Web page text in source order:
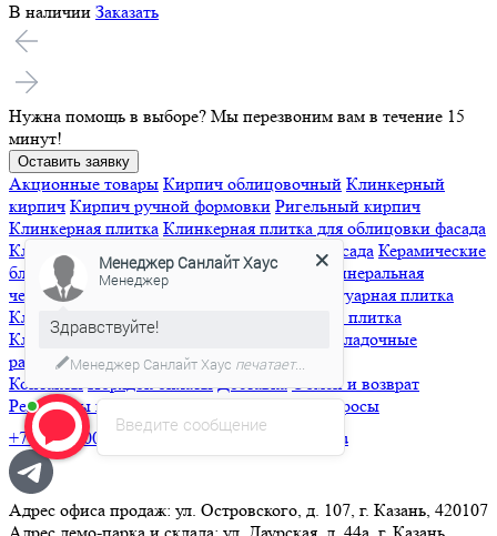
В наличии Заказать
Нужна помощь в выборе? Мы перезвоним вам в течение 15
минут!
Оставить заявку
Акционные товары Кирпич облицовочный Клинкерный
кирпич Кирпич ручной формовки Ригельный кирпич
Клинкерная плитка Клинкерная плитка для облицовки фасада
Клинкерная плитка для вентилируемого фасада Керамические
блоки
Черепица Керамическая черепица Минеральная
черепица
Гибкая черепица
Брусчатка и тротуарная плитка
Клинкерная брусчатка
Бетонная тротуарная плитка
Клинкерные ступени и напольная плитка
Кладочные
растворы
Контакты Порядок оплаты Доставка Обмен и возврат
Реквизиты компании Часто задаваемые вопросы
+7 (843) 500-07-17
info@sunlight-house.ru
Адрес офиса продаж: ул. Островского, д. 107, г. Казань, 420107
Введите сообщение
Менеджер Санлайт Хаус
Менеджер
Здравствуйте!